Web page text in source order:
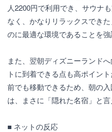
人2200円で利用でき、サウナ
なく、かなりリラックスでき
のに最適な環境であることを強
また、翌朝ディズニーランド
トに到着できる点も高ポイン
前でも移動できるため、朝の
は、まさに「隠れた名宿」と言
■ ネットの反応